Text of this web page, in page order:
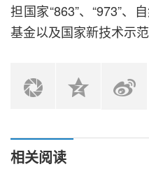
担国家“863”、“973”、
基金以及国家新技术示范
相关阅读